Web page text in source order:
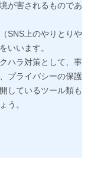
が害されるものであ
SNS上のやりとりや
いいます。
ハラ対策として、事
プライバシーの保護
しているツール類も
う。